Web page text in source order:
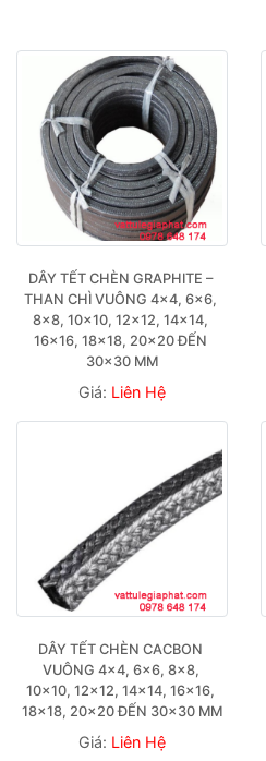
DÂY TẾT CHÈN GRAPHITE –
THAN CHÌ VUÔNG 4×4, 6×6,
8×8, 10×10, 12×12, 14×14,
16×16, 18×18, 20×20 ĐẾN
30×30 MM
Giá: Liên Hệ
DÂY TẾT CHÈN CACBON
VUÔNG 4×4, 6×6, 8×8,
10×10, 12×12, 14×14, 16×16,
18×18, 20×20 ĐẾN 30×30 MM
Giá: Liên Hệ